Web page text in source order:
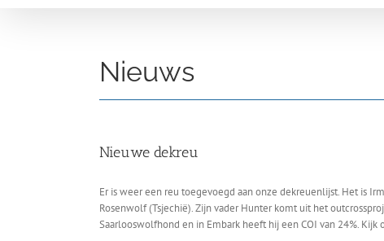
Nieuws
Nieuwe dekreu
Er is weer een reu toegevoegd aan onze dekreuenlijst. Het is
Rosenwolf (Tsjechië). Zijn vader Hunter komt uit het
Saarlooswolfhond en in Embark heeft hij een COI van 24%. Kijk